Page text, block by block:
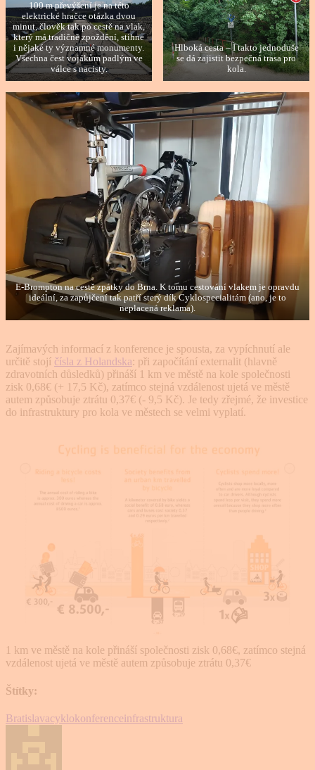
100 m převýšení je na této
elektrické hračce otázka dvou
minut, člověk tak po cestě na vlak,
který má tradičně zpoždění, stihne
i nějaké ty významné monumenty.
Všechna čest vojákům padlým ve
válce s nacisty.
Hlboká cesta – I takto jednoduše
se dá zajistit bezpečná trasa pro
kola.
E-Brompton na cestě zpátky do Brna. K tomu cestování vlakem je opravdu
ideální, za zapůjčení tak patří sterý dík Cyklospecialitám (ano, je to
neplacená reklama).
Zajímavých informací z konference je spousta, za vypíchnutí ale
určitě stojí čísla z Holandska: při započítání externalit (hlavně
zdravotních důsledků) přináší 1 km ve městě na kole společnosti
zisk 0,68€ (+ 17,5 Kč), zatímco stejná vzdálenost ujetá ve městě
autem způsobuje ztrátu 0,37€ (- 9,5 Kč). Je tedy zřejmé, že investice
do infrastruktury pro kola ve městech se velmi vyplatí.
1 km ve městě na kole přináší společnosti zisk 0,68€, zatímco stejná
vzdálenost ujetá ve městě autem způsobuje ztrátu 0,37€
Štítky:
Bratislavacyklokonferenceinfrastruktura